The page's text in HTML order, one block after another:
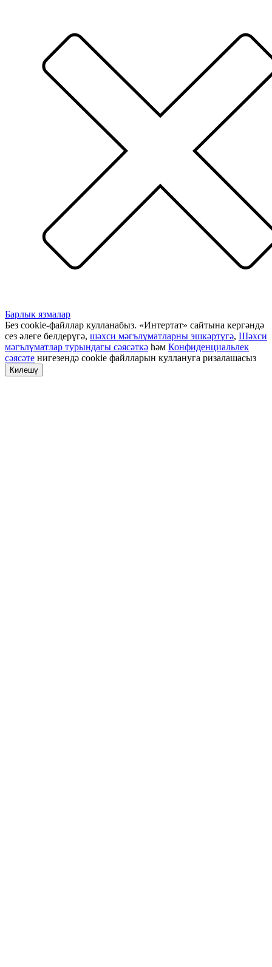
Барлык язмалар
Без cookie-файллар кулланабыз. «Интертат» сайтына кергәндә
сез әлеге белдерүгә, шәхси мәгълүматларны эшкәртүгә, Шәхси
мәгълүматлар турындагы сәясәткә һәм Конфиденциальлек
сәясәте нигезендә cookie файлларын куллануга ризалашасыз
Килешү